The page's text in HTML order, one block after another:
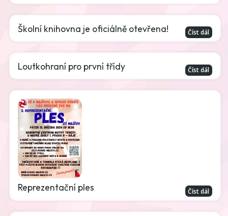
Školní knihovna je oficiálně otevřena! Číst dál
Loutkohraní pro první třídy Číst dál
Reprezentační ples Číst dál